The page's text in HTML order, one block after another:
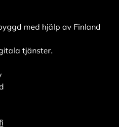
med hjälp av Finland
tjänster.